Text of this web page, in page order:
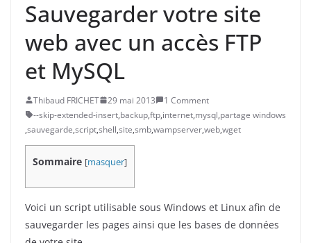
Sauvegarder votre site
web avec un accès FTP
et MySQL
Thibaud FRICHET 29 mai 2013
1 Comment
--skip-extended-insert,backup,ftp,internet,mysql,partage windows
,sauvegarde,script,shell,site,smb,wampserver,web,wget
Sommaire [masquer]
Voici un script utilisable sous Windows et Linux afin de
sauvegarder les pages ainsi que les bases de données